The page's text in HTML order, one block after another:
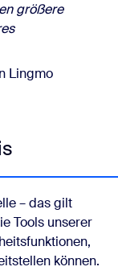
größere
Lingmo
– das gilt
Tools unserer
können.